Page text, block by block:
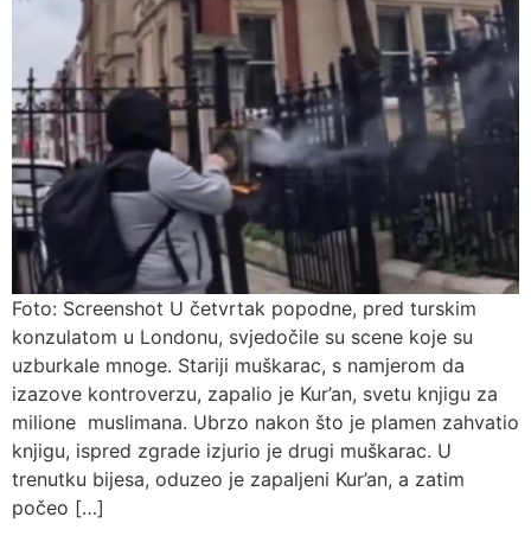
Foto: Screenshot U četvrtak popodne, pred turskim
konzulatom u Londonu, svjedočile su scene koje su
uzburkale mnoge. Stariji muškarac, s namjerom da
izazove kontroverzu, zapalio je Kur’an, svetu knjigu za
milione muslimana. Ubrzo nakon što je plamen zahvatio
knjigu, ispred zgrade izjurio je drugi muškarac. U
trenutku bijesa, oduzeo je zapaljeni Kur’an, a zatim
počeo […]